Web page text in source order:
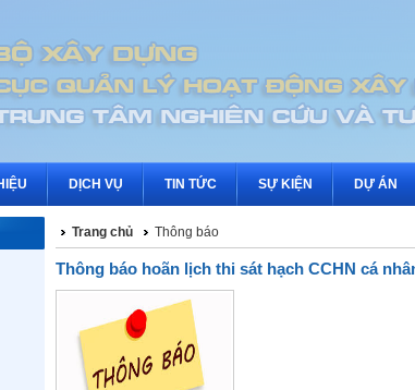
DỊCH VỤ TIN TỨC SỰ KIỆN DỰ ÁN
Trang chủ Thông báo
Thông báo hoãn lịch thi sát hạch CCHN cá